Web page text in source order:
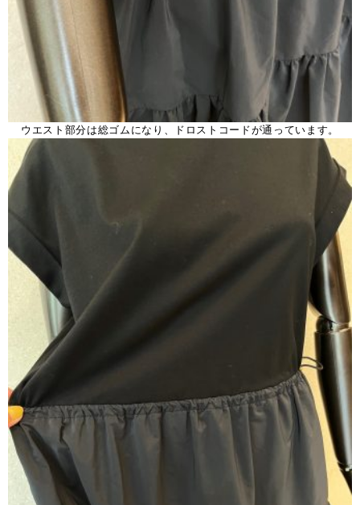
ウエスト部分は総ゴムになり、ドロストコードが通っています。